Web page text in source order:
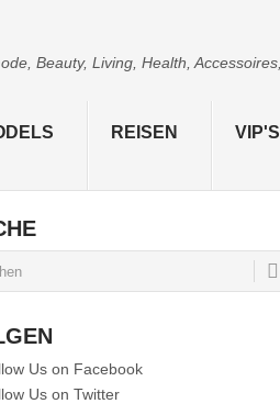
Beauty, Living, Health, Accessoires,
REISEN VIP'S